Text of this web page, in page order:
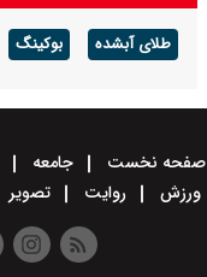
طلای آبشده بوکینگ
صفحه نخست جامعه
ورزش
روایت تصویر